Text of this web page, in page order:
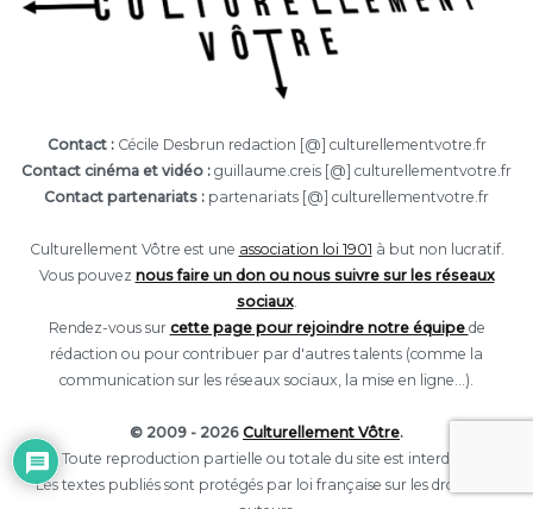
Contact :Cécile Desbrun redaction [@] culturellementvotre.fr
Contact cinéma et vidéo : guillaume.creis [@] culturellementvotre.fr
Contact partenariats : partenariats [@] culturellementvotre.fr
Culturellement Vôtre est une association loi 1901 à but non lucratif.
Vous pouvez nous faire un don ou nous suivre sur les réseaux
sociaux.
Rendez-vous sur cette page pour rejoindre notre équipe de
rédaction ou pour contribuer par d'autres talents (comme la
communication sur les réseaux sociaux, la mise en ligne...).
© 2009 - 2026 Culturellement Vôtre.
Toute reproduction partielle ou totale du site est interdite.
Les textes publiés sont protégés par loi française sur les droits des